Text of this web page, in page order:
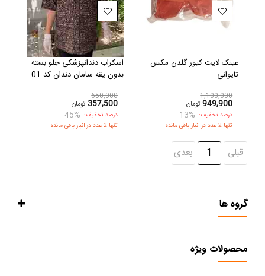
عینک لایت کیور گلدن مکس
تایوانی
1,100,000
949,900 تومان
درصد تخفیف: 13%
تنها 2 عدد در انبار باقی مانده
اسکراب دندانپزشکی جلو بسته
بدون یقه سامان دندان کد 01
650,000
357,500 تومان
درصد تخفیف: 45%
تنها 2 عدد در انبار باقی مانده
قبلی 1 بعدی
گروه ها
محصولات ویژه